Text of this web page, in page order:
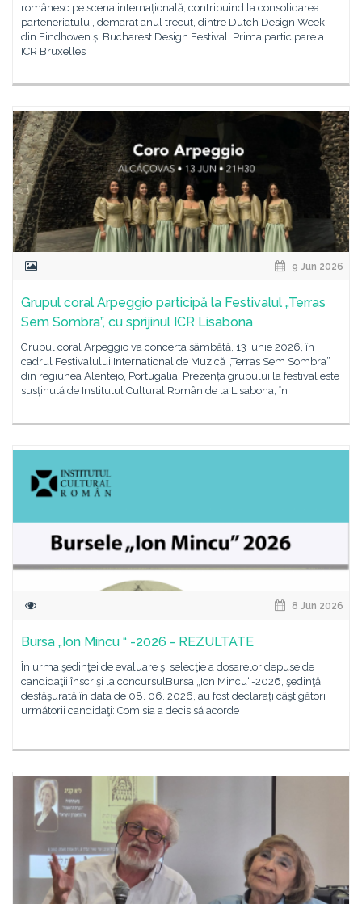
românesc pe scena internațională, contribuind la consolidarea
parteneriatului, demarat anul trecut, dintre Dutch Design Week
din Eindhoven și Bucharest Design Festival. Prima participare a
ICR Bruxelles
9 Jun 2026
Grupul coral Arpeggio participă la Festivalul „Terras
Sem Sombra”, cu sprijinul ICR Lisabona
Grupul coral Arpeggio va concerta sâmbătă, 13 iunie 2026, în
cadrul Festivalului Internațional de Muzică „Terras Sem Sombra”
din regiunea Alentejo, Portugalia. Prezența grupului la festival este
susținută de Institutul Cultural Român de la Lisabona, în
8 Jun 2026
Bursa „Ion Mincu “ -2026 - REZULTATE
În urma şedinţei de evaluare şi selecţie a dosarelor depuse de
candidaţii înscrişi la concursulBursa „Ion Mincu“-2026, şedinţă
desfăşurată în data de 08. 06. 2026, au fost declaraţi câştigători
următorii candidaţi: Comisia a decis să acorde